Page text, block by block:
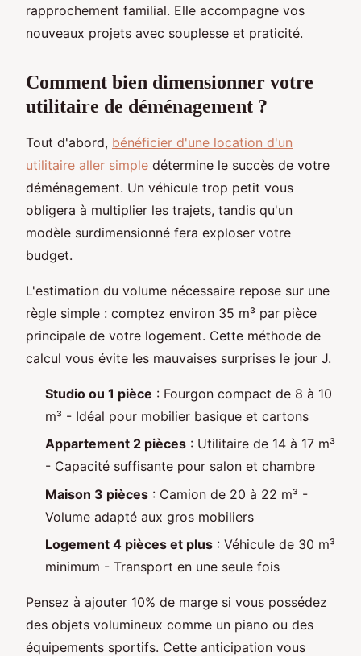
rapprochement familial. Elle accompagne vos
nouveaux projets avec souplesse et praticité.
Comment bien dimensionner votre
utilitaire de déménagement ?
Tout d'abord, bénéficier d'une location d'un
utilitaire aller simple détermine le succès de votre
déménagement. Un véhicule trop petit vous
obligera à multiplier les trajets, tandis qu'un
modèle surdimensionné fera exploser votre
budget.
L'estimation du volume nécessaire repose sur une
règle simple : comptez environ 35 m³ par pièce
principale de votre logement. Cette méthode de
calcul vous évite les mauvaises surprises le jour J.
Studio ou 1 pièce : Fourgon compact de 8 à 10
m³ - Idéal pour mobilier basique et cartons
Appartement 2 pièces : Utilitaire de 14 à 17 m³
- Capacité suffisante pour salon et chambre
Maison 3 pièces : Camion de 20 à 22 m³ -
Volume adapté aux gros mobiliers
Logement 4 pièces et plus : Véhicule de 30 m³
minimum - Transport en une seule fois
Pensez à ajouter 10% de marge si vous possédez
des objets volumineux comme un piano ou des
équipements sportifs. Cette anticipation vous